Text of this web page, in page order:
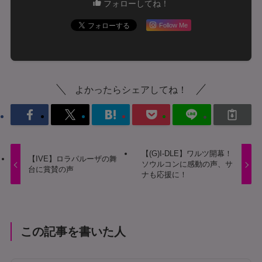
フォローしてね！
Follow Me
よかったらシェアしてね！
【IVE】ロラパルーザの舞
台に賞賛の声
【(G)I-DLE】ワルツ開幕！
ソウルコンに感動の声、サ
ナも応援に！
この記事を書いた人